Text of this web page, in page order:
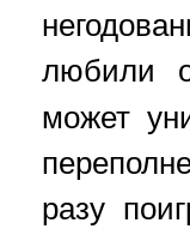
любили
может
разу